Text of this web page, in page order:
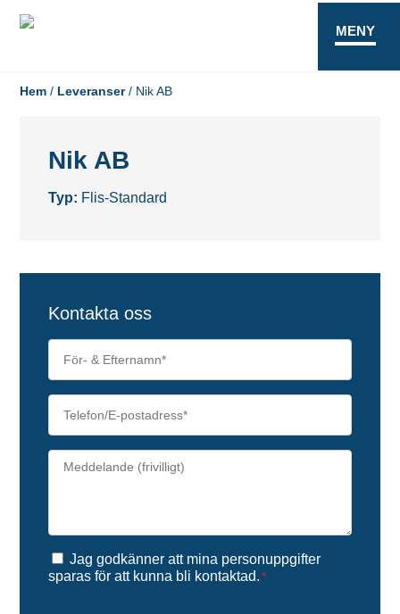
MENY
Hem / Leveranser/ Nik AB
Nik AB
Typ: Flis-Standard
Kontakta oss
För-
Telefon/E-
postadress*
Meddelande*
Samtycke*
Jag godkänner att mina personuppgifter
sparas för att kunna bli kontaktad. *